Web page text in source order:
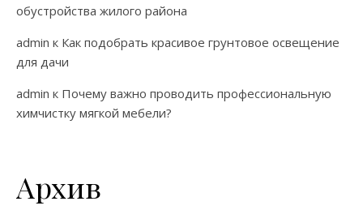
обустройства жилого района
admin к Как подобрать красивое грунтовое освещение
для дачи
admin к Почему важно проводить профессиональную
химчистку мягкой мебели?
Архив